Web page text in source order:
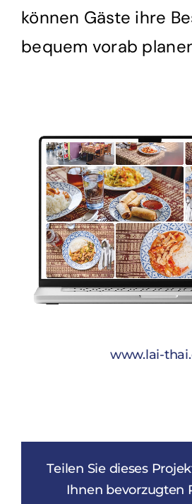
können Gäste ihre
bequem vorab
www.lai-
Teilen Sie dieses
Ihnen bevorzugten